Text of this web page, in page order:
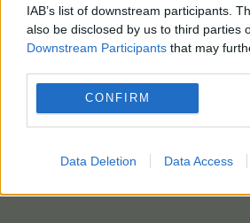
IAB’s list of downstream participants.
also be disclosed by us to third parties
Downstream Participants that may
CONFIRM
Data Deletion Data Access